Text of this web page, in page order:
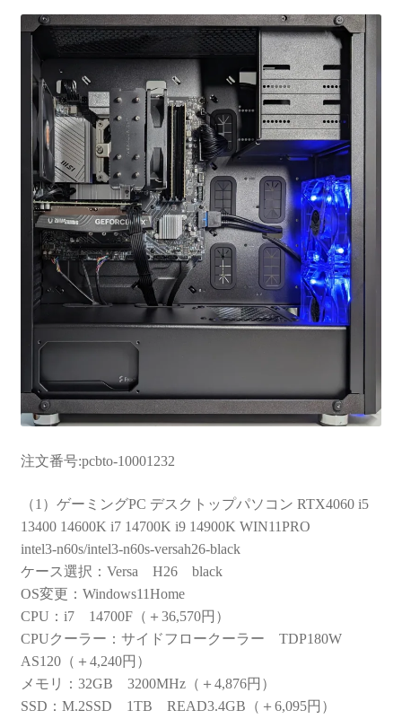
お問い合わせ
フルカスタマイズ相談
みんなのPC組立履歴
ご使用時にあたって
注文番号:pcbto-10001232
（1）ゲーミングPC デスクトップパソコン RTX4060 i5
13400 14600K i7 14700K i9 14900K WIN11PRO
intel3-n60s/intel3-n60s-versah26-black
ケース選択：Versa H26 black
OS変更：Windows11Home
CPU：i7 14700F（＋36,570円）
CPUクーラー：サイドフロークーラー TDP180W
AS120（＋4,240円）
メモリ：32GB 3200MHz（＋4,876円）
SSD：M.2SSD 1TB READ3.4GB（＋6,095円）